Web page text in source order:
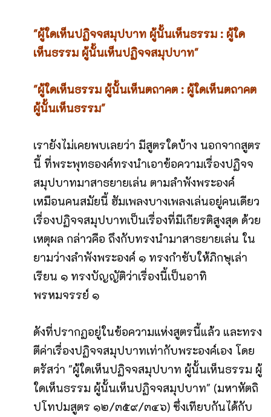
"ผู้ใดเห็นปฏิจจสมุปบาท ผู้นั้นเห็นธรรม : ผู้ใด
เห็นธรรม ผู้นั้นเห็นปฏิจจสมุปบาท"
"ผู้ใดเห็นธรรม ผู้นั้นเห็นตถาคต : ผู้ใดเห็นตถาคต
ผู้นั้นเห็นธรรม"
เรายังไม่เคยพบเลยว่า มีสูตรใดบ้าง นอกจากสูตร
นี้ ที่พระพุทธองค์ทรงนำเอาข้อความเรื่องปฏิจจ
สมุปบาทมาสาธยายเล่น ตามลำพังพระองค์
เหมือนคนสมัยนี้ ฮัมเพลงบางเพลงเล่นอยู่คนเดียว
เรื่องปฏิจจสมุปบาทเป็นเรื่องที่มีเกียรติสูงสุด ด้วย
เหตุผล กล่าวคือ ถึงกับทรงนำมาสาธยายเล่น ใน
ยามว่างลำพังพระองค์ ๑ ทรงกำชับให้ภิกษุเล่า
เรียน ๑ ทรงบัญญัติว่าเรื่องนี้เป็นอาทิ
พรหมจรรย์ ๑
ดังที่ปรากฏอยู่ในข้อความแห่งสูตรนี้แล้ว และทรง
ตีค่าเรื่องปฏิจจสมุปบาทเท่ากับพระองค์เอง โดย
ตรัสว่า "ผู้ใดเห็นปฏิจจสมุปบาท ผู้นั้นเห็นธรรม ผู้
ใดเห็นธรรม ผู้นั้นเห็นปฏิจจสมุปบาท" (มหาหัตถิ
ปโทปมสูตร ๑๒/๓๕๙/๓๔๖) ซึ่งเทียบกันได้กับ